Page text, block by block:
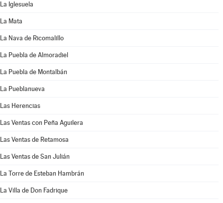
La Iglesuela
La Mata
La Nava de Ricomalillo
La Puebla de Almoradiel
La Puebla de Montalbán
La Pueblanueva
Las Herencias
Las Ventas con Peña Aguilera
Las Ventas de Retamosa
Las Ventas de San Julián
La Torre de Esteban Hambrán
La Villa de Don Fadrique